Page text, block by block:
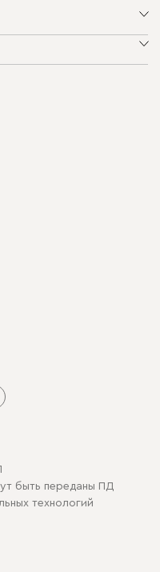
быть переданы ПД
технологий